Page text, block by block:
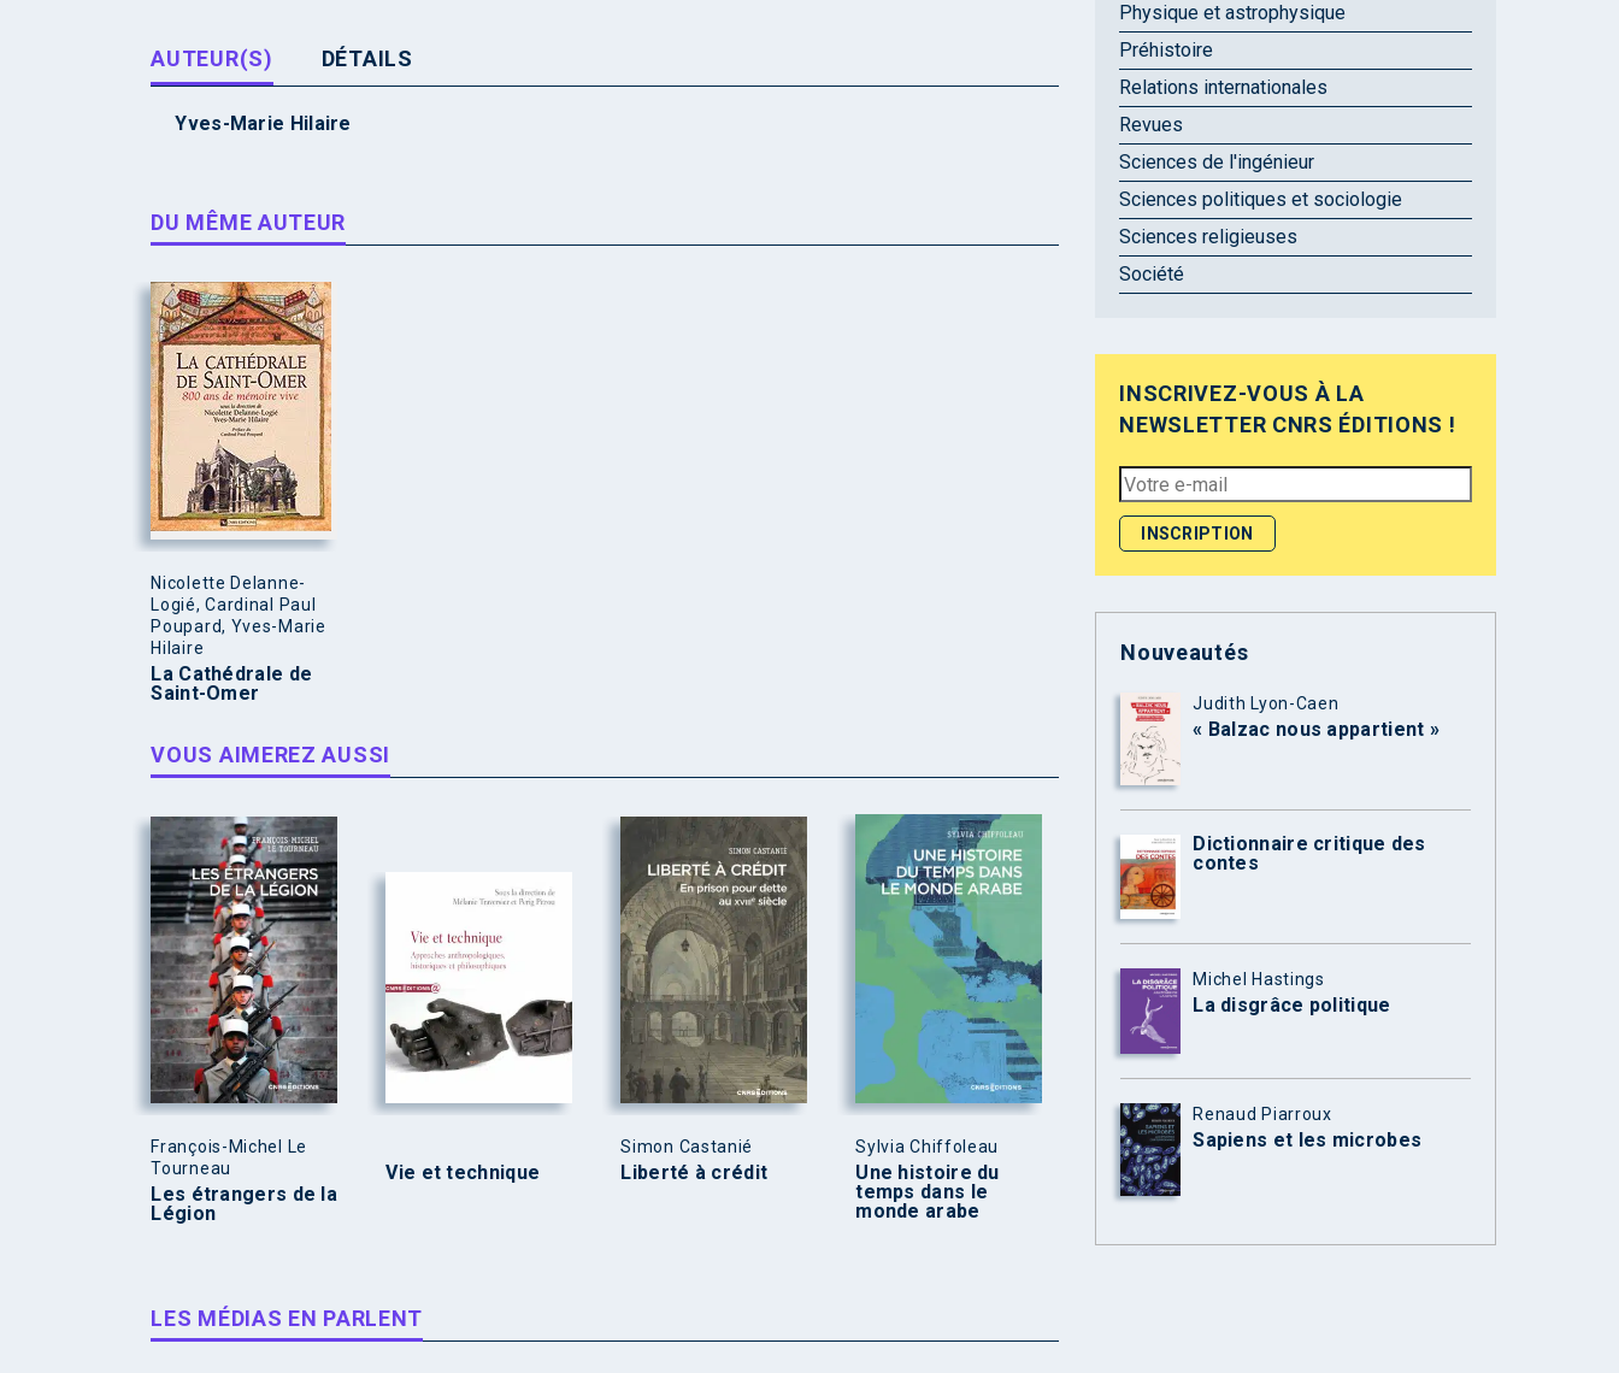
AUTEUR(S) DÉTAILS
Yves-Marie Hilaire
DU MÊME AUTEUR
Nicolette Delanne-
Logié, Cardinal Paul
Poupard, Yves-Marie
Hilaire
La Cathédrale de
Saint-Omer
VOUS AIMEREZ AUSSI
François-Michel Le
Tourneau
Les étrangers de la
Légion
Vie et technique
Simon Castanié
Liberté à crédit
Sylvia Chiffoleau
Une histoire du
temps dans le
monde arabe
LES MÉDIAS EN PARLENT
Physique et astrophysique
Préhistoire
Relations internationales
Revues
Sciences de l'ingénieur
Sciences politiques et sociologie
Sciences religieuses
Société
INSCRIVEZ-VOUS À LA
NEWSLETTER CNRS ÉDITIONS !
Nouveautés
Judith Lyon-Caen
« Balzac nous appartient »
Dictionnaire critique des
contes
Michel Hastings
La disgrâce politique
Renaud Piarroux
Sapiens et les microbes